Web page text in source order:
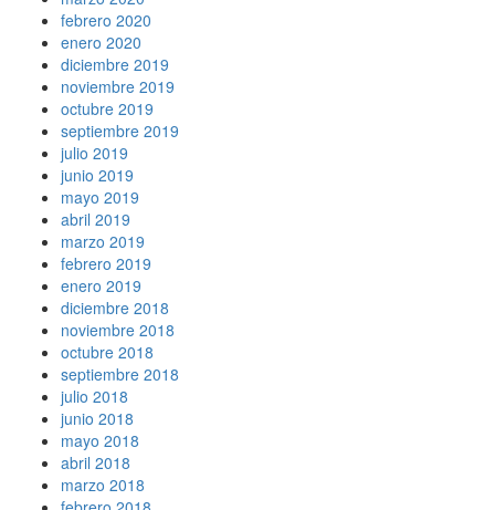
febrero 2020
enero 2020
diciembre 2019
noviembre 2019
octubre 2019
septiembre 2019
julio 2019
junio 2019
mayo 2019
abril 2019
marzo 2019
febrero 2019
enero 2019
diciembre 2018
noviembre 2018
octubre 2018
septiembre 2018
julio 2018
junio 2018
mayo 2018
abril 2018
marzo 2018